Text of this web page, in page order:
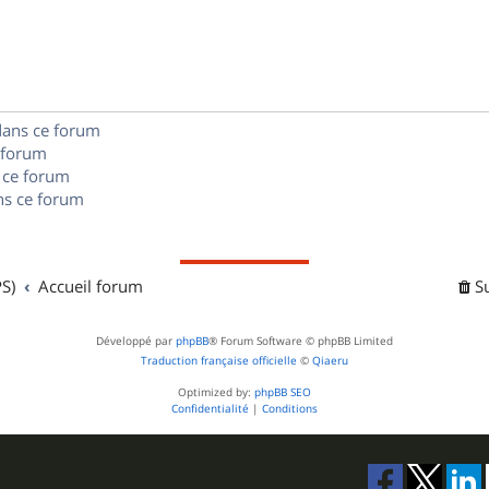
e
ce forum
forum
ce forum
Accueil forum
Développé par phpBB® Forum Software © phpBB Limited
Traduction française officielle © Qiaeru
Optimized by: phpBB SEO
Confidentialité | Conditions